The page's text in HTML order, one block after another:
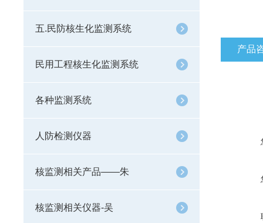
五.民防核生化监测系统
民用工程核生化监测系统
各种监测系统
人防检测仪器
核监测相关产品——朱
核监测相关仪器-吴
产品